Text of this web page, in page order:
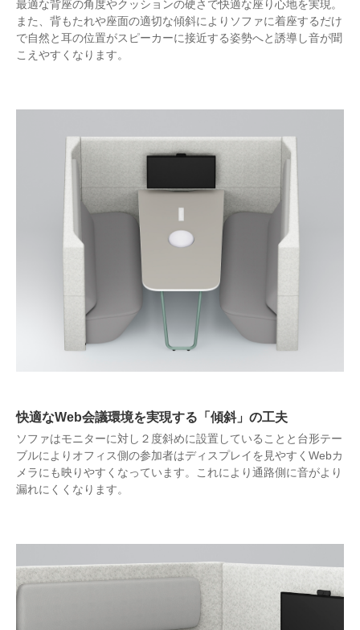
最適な背座の角度やクッションの硬さで快適な座り心地を実現。
また、背もたれや座面の適切な傾斜によりソファに着座するだけ
で自然と耳の位置がスピーカーに接近する姿勢へと誘導し音が聞
こえやすくなります。
快適なWeb会議環境を実現する「傾斜」の工夫
ソファはモニターに対し２度斜めに設置していることと台形テー
ブルによりオフィス側の参加者はディスプレイを見やすくWebカ
メラにも映りやすくなっています。これにより通路側に音がより
漏れにくくなります。